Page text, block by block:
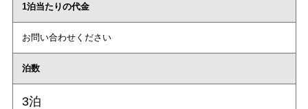
1泊当たりの代金
お問い合わせください
泊数
3泊